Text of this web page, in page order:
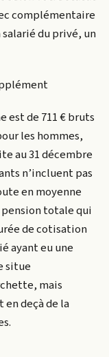
complémentaire
du privé, un
est de 711 € bruts
les hommes,
au 31 décembre
n’incluent pas
en moyenne
pension totale qui
de cotisation
ayant eu une
situe
mais
deçà de la